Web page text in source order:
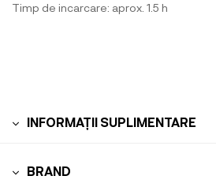
Timp de incarcare: aprox. 1.5 h
INFORMAȚII SUPLIMENTARE
BRAND